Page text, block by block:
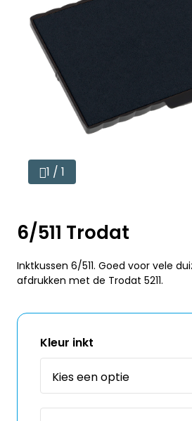
1 / 1
6/511 Trodat
Inktkussen 6/511. Goed voor vele
afdrukken met de Trodat 5211.
Kleur inkt